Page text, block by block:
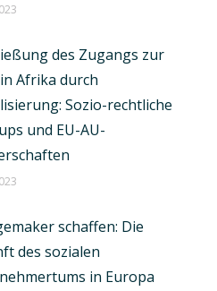
des Zugangs zur
Afrika durch
Sozio-rechtliche
und EU-AU-
schaffen: Die
des sozialen
in Europa